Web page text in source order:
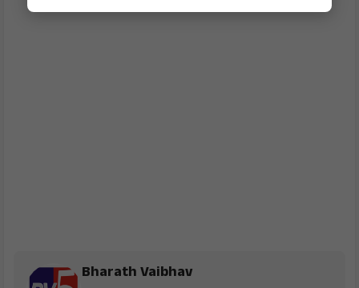
Bharath Vaibhav